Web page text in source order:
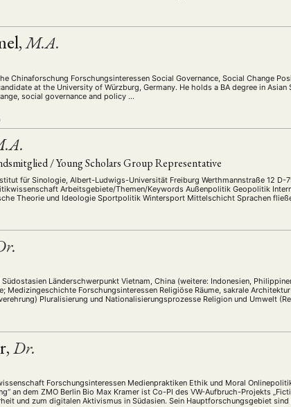
M.A.
Chinaforschung Forschungsinteressen Social Governance, Social Change
at the University of Würzburg, Germany. He holds a BA degree in
social governance and policy …
/ Young Scholars Group Representative
für Sinologie, Albert-Ludwigs-Universität Freiburg Werthmannstraße 12
Arbeitsgebiete/Themen/Keywords Außenpolitik Geopolitik
Theorie und Ideologie Sportpolitik Wintersport Mittelschicht Sprachen
Länderschwerpunkt Vietnam, China (weitere: Indonesien,
Medizingeschichte Forschungsinteressen Religiöse Räume, sakrale
Pluralisierung und Nationalisierungsprozesse Religion und Umwelt
Dr.
Forschungsinteressen Medienpraktiken Ethik und Moral
an dem ZMO Berlin Bio Max Kramer ist Co-PI des VW-Aufbruch-Projekts
und zum digitalen Aktivismus in Südasien. Sein Hauptforschungsgebiet